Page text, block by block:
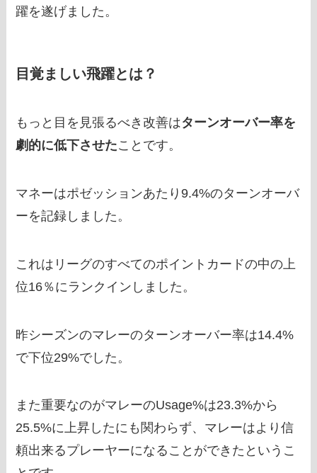
躍を遂げました。
目覚ましい飛躍とは？
もっと目を見張るべき改善はターンオーバー率を
劇的に低下させたことです。
マネーはポゼッションあたり9.4%のターンオーバ
ーを記録しました。
これはリーグのすべてのポイントカードの中の上
位16％にランクインしました。
昨シーズンのマレーのターンオーバー率は14.4%
で下位29%でした。
また重要なのがマレーのUsage%は23.3%から
25.5%に上昇したにも関わらず、マレーはより信
頼出来るプレーヤーになることができたというこ